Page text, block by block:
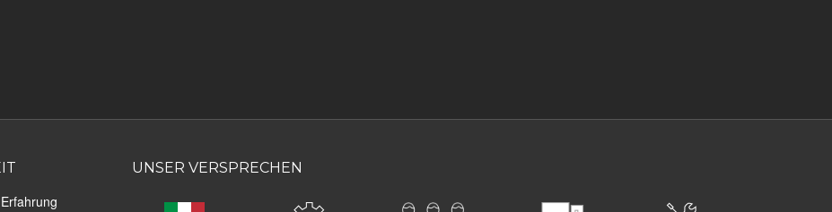
UNSER VERSPRECHEN